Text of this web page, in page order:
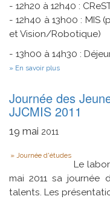
- 12h20 à 12h40 :
- 12h40 à 13h00 : MIS
et Vision/Robotique)
- 13h00 à 14h30 :
En savoir plus
Rencontre
Scientifique
CRESTIC
(Amiens)
Journée des
JJCMIS 2011
19 mai 2011
Type
Journée d'études
Le
mai 2011 sa journée
talents. Les